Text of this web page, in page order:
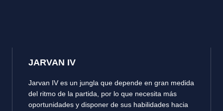
JARVAN IV
Jarvan IV es un jungla que depende en gran medida
del ritmo de la partida, por lo que necesita más
oportunidades y disponer de sus habilidades hacia